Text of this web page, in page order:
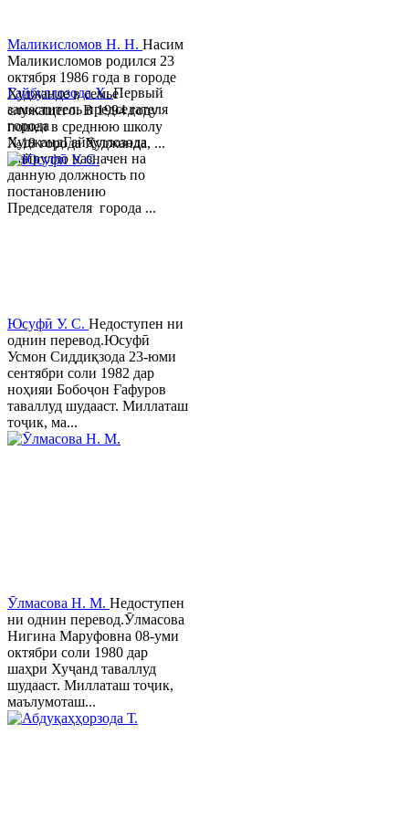
Гайбуллозода Х.Первый
заместитель председателя
города
ХуджандГайбуллозода
Хайрулло назначен на
данную должность по
постановлению
Председателя города ...
Маликисломов Н. Н. Насим
Маликисломов родился 23
октября 1986 года в городе
Худжанде в семье
служащего. В 1994 году
пошел в среднюю школу
№18 города Худжанда, ...
Юсуфӣ У. C. Недоступен ни
однин перевод.Юсуфӣ
Усмон Сиддиқзода 23-юми
сентябри соли 1982 дар
ноҳияи Бобоҷон Ғафуров
таваллуд шудааст. Миллаташ
тоҷик, ма...
Ӯлмасова Н. М. Недоступен
ни однин перевод.Ӯлмасова
Нигина Маруфовна 08-уми
октябри соли 1980 дар
шаҳри Хуҷанд таваллуд
шудааст. Миллаташ тоҷик,
маълумоташ...